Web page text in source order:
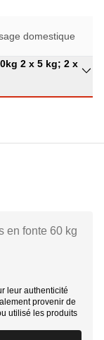
domestique
2 x 5 kg; 2 x
en fonte 60 kg
leur authenticité
provenir de
utilisé les produits